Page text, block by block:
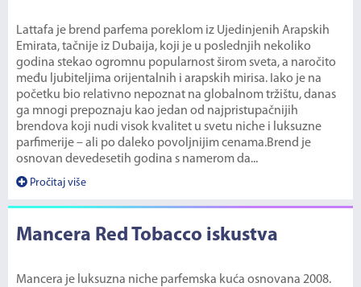
Lattafa je brend parfema poreklom iz Ujedinjenih Arapskih
Emirata, tačnije iz Dubaija, koji je u poslednjih nekoliko
godina stekao ogromnu popularnost širom sveta, a naročito
među ljubiteljima orijentalnih i arapskih mirisa. Iako je na
početku bio relativno nepoznat na globalnom tržištu, danas
ga mnogi prepoznaju kao jedan od najpristupačnijih
brendova koji nudi visok kvalitet u svetu niche i luksuzne
parfimerije – ali po daleko povoljnijim cenama.Brend je
osnovan devedesetih godina s namerom da...
Pročitaj više
Mancera Red Tobacco iskustva
Mancera je luksuzna niche parfemska kuća osnovana 2008.